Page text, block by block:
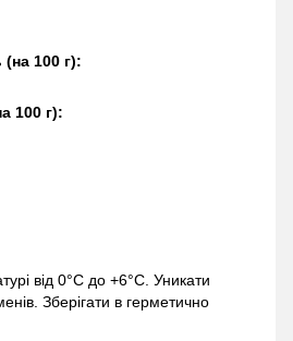
(на 100 г):
100 г):
від 0°C до +6°C. Уникати
Зберігати в герметично